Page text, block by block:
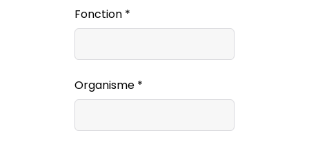
Fonction *
Organisme *